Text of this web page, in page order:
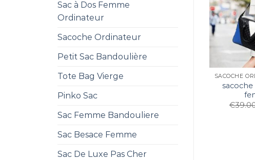
Sac à Dos Femme
Ordinateur
Sacoche Ordinateur
Petit Sac Bandoulière
Tote Bag Vierge
Pinko Sac
Sac Femme Bandouliere
Sac Besace Femme
Sac De Luxe Pas Cher
€